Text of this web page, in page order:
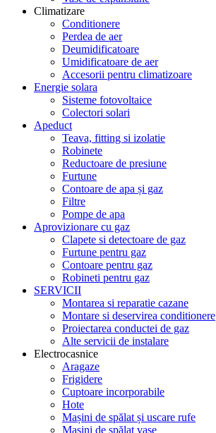
Climatizare
Conditionere
Perdea de aer
Deumidificatoare
Umidificatoare de aer
Accesorii pentru climatizoare
Energie solara
Sisteme fotovoltaice
Colectori solari
Apeduct
Teava, fitting si izolatie
Robinete
Reductoare de presiune
Furtune
Contoare de apa și gaz
Filtre
Pompe de apa
Aprovizionare cu gaz
Clapete si detectoare de gaz
Furtune pentru gaz
Contoare pentru gaz
Robineti pentru gaz
SERVICII
Montarea si reparatie cazane
Montare si deservirea conditionere
Proiectarea conductei de gaz
Alte servicii de instalare
Electrocasnice
Aragaze
Frigidere
Cuptoare incorporabile
Hote
Mașini de spălat și uscare rufe
Mașini de spălat vase